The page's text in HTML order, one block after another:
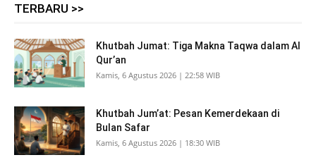
TERBARU >>
Khutbah Jumat: Tiga Makna Taqwa dalam Al
Qur’an
Kamis, 6 Agustus 2026 | 22:58 WIB
Khutbah Jum’at: Pesan Kemerdekaan di
Bulan Safar
Kamis, 6 Agustus 2026 | 18:30 WIB